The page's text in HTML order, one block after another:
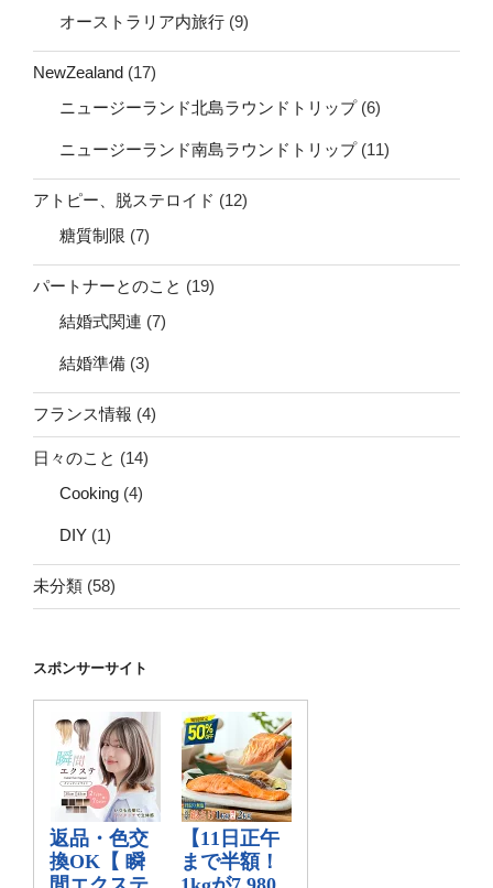
オーストラリア内旅行 (9)
NewZealand (17)
ニュージーランド北島ラウンドトリップ(6)
ニュージーランド南島ラウンドトリップ(11)
アトピー、脱ステロイド (12)
糖質制限 (7)
パートナーとのこと (19)
結婚式関連 (7)
結婚準備 (3)
フランス情報 (4)
日々のこと (14)
Cooking (4)
DIY (1)
未分類 (58)
スポンサーサイト